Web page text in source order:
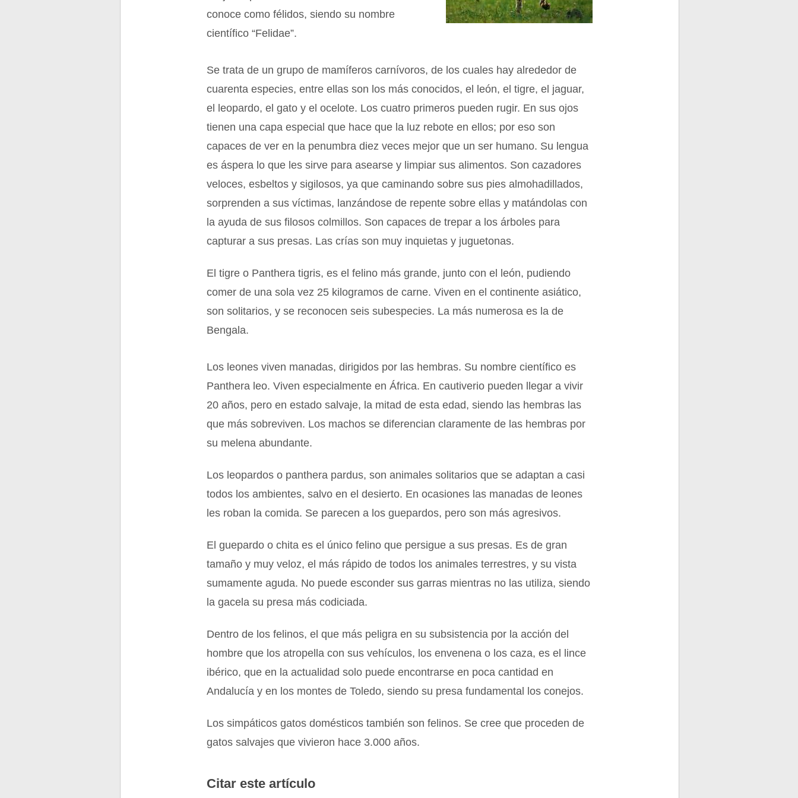
conoce como félidos, siendo su nombre
científico “Felidae”.
Se trata de un grupo de mamíferos carnívoros, de los cuales hay alrededor de
cuarenta especies, entre ellas son los más conocidos, el león, el tigre, el jaguar,
el leopardo, el gato y el ocelote. Los cuatro primeros pueden rugir. En sus ojos
tienen una capa especial que hace que la luz rebote en ellos; por eso son
capaces de ver en la penumbra diez veces mejor que un ser humano. Su lengua
es áspera lo que les sirve para asearse y limpiar sus alimentos. Son cazadores
veloces, esbeltos y sigilosos, ya que caminando sobre sus pies almohadillados,
sorprenden a sus víctimas, lanzándose de repente sobre ellas y matándolas con
la ayuda de sus filosos colmillos. Son capaces de trepar a los árboles para
capturar a sus presas. Las crías son muy inquietas y juguetonas.
El tigre o Panthera tigris, es el felino más grande, junto con el león, pudiendo
comer de una sola vez 25 kilogramos de carne. Viven en el continente asiático,
son solitarios, y se reconocen seis subespecies. La más numerosa es la de
Bengala.
Los leones viven manadas, dirigidos por las hembras. Su nombre científico es
Panthera leo. Viven especialmente en África. En cautiverio pueden llegar a vivir
20 años, pero en estado salvaje, la mitad de esta edad, siendo las hembras las
que más sobreviven. Los machos se diferencian claramente de las hembras por
su melena abundante.
Los leopardos o panthera pardus, son animales solitarios que se adaptan a casi
todos los ambientes, salvo en el desierto. En ocasiones las manadas de leones
les roban la comida. Se parecen a los guepardos, pero son más agresivos.
El guepardo o chita es el único felino que persigue a sus presas. Es de gran
tamaño y muy veloz, el más rápido de todos los animales terrestres, y su vista
sumamente aguda. No puede esconder sus garras mientras no las utiliza, siendo
la gacela su presa más codiciada.
Dentro de los felinos, el que más peligra en su subsistencia por la acción del
hombre que los atropella con sus vehículos, los envenena o los caza, es el lince
ibérico, que en la actualidad solo puede encontrarse en poca cantidad en
Andalucía y en los montes de Toledo, siendo su presa fundamental los conejos.
Los simpáticos gatos domésticos también son felinos. Se cree que proceden de
gatos salvajes que vivieron hace 3.000 años.
Citar este artículo